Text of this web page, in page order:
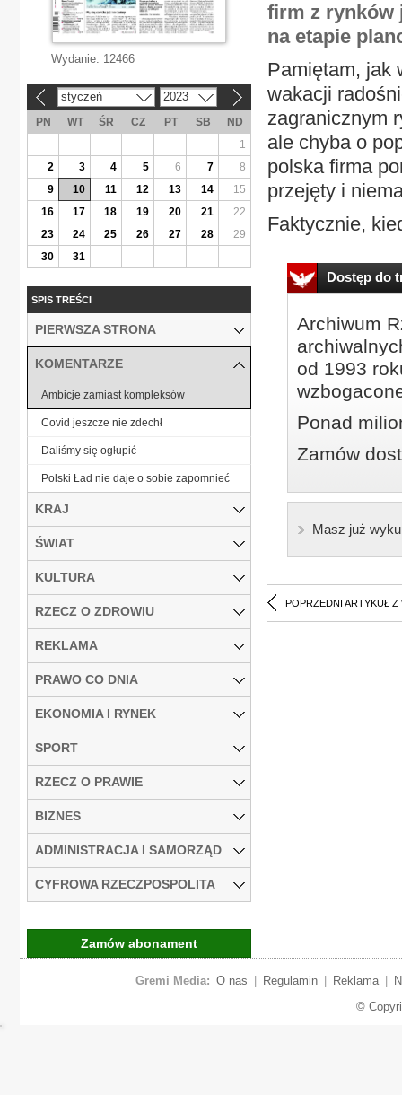
firm z rynków
na etapie
Pamiętam, jak
wakacji
zagranicznym
ale chyba o
polska firma
przejęty i
Faktycznie,
Dostęp do
Archiwum
od 1993
Ponad
Zamów
Masz już
POPRZEDNI ARTYKUŁ Z
Wydanie: 12466
styczeń 2023
PN WT ŚR CZ PT SB
ND
1
2
3 4 5 6 7
8
9
10 11 12 13 14
15
16
17 18 19 20 21
22
23
24 25 26 27 28
29
30
31
SPIS TREŚCI
PIERWSZA STRONA
KOMENTARZE
Ambicje zamiast kompleksów
Covid jeszcze nie zdechł
Daliśmy się ogłupić
Polski Ład nie daje o sobie zapomnieć
KRAJ
ŚWIAT
KULTURA
RZECZ O ZDROWIU
REKLAMA
PRAWO CO DNIA
EKONOMIA I RYNEK
SPORT
RZECZ O PRAWIE
BIZNES
ADMINISTRACJA I SAMORZĄD
CYFROWA RZECZPOSPOLITA
Zamów abonament
Gremi Media: O nas Regulamin Reklama
©